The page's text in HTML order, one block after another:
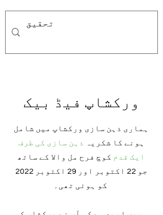
ورکشاپ فیڈ بیک
ہماری ذہن سازی ورکشاپ میں شامل
ہونے کا شکریہ
ذہن سازی کی طرف
ایک قدم کوچ فرح مل والا کے ساتھ
جو 22 اکتوبر اور 29 اکتوبر 2022